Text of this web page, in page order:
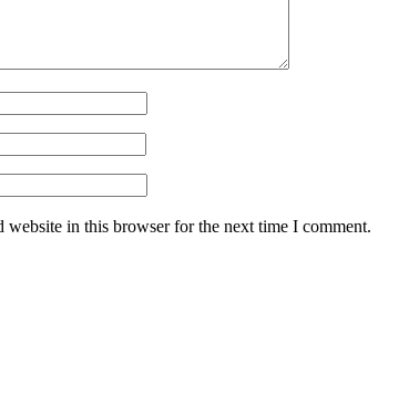
website in this browser for the next time I comment.